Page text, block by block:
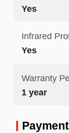
Yes
Infrared
Yes
Warranty
1 year